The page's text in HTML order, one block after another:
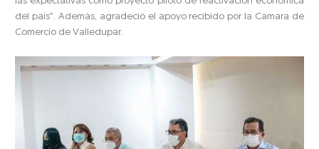
del país”. Además, agradeció el apoyo recibido por la Cámara de
Comercio de Valledupar.